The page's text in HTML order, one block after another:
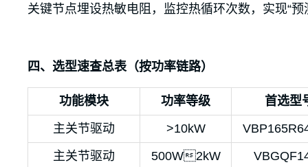
关键节点埋设热敏电阻，监控热循环次数，实现“
四、选型速查总表（按功率链路）
功能模块 功率等级
首选型
主关节驱动
>10kW
主关节驱动
500W2kW